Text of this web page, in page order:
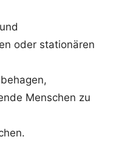
oder stationären
Menschen zu